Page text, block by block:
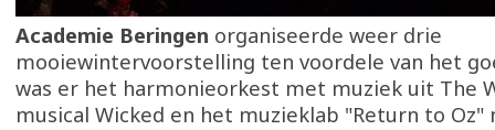
Academie Beringen organiseerde weer drie
mooiewintervoorstelling ten voordele van het
was er het harmonieorkest met muziek uit The
musical Wicked en het muzieklab "Return to